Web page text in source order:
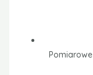
Pomiarowe